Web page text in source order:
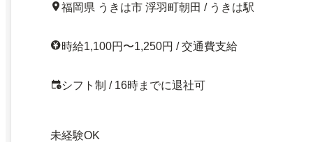
福岡県 うきは市 浮羽町朝田 / うきは駅
時給1,100円〜1,250円 / 交通費支給
シフト制 / 16時までに退社可
未経験OK